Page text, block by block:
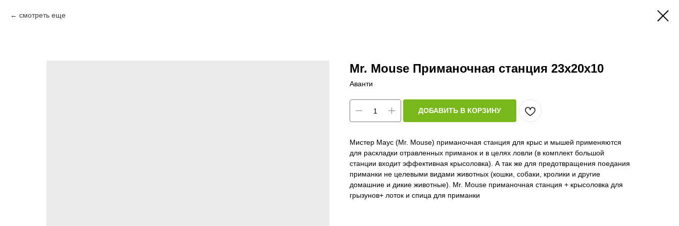
смотреть еще
Mr. Mouse Приманочная станция 23x20x10
Аванти
ДОБАВИТЬ В КОРЗИНУ
Мистер Маус (Mr. Mouse) приманочная станция для крыс и мышей применяются
для раскладки отравленных приманок и в целях ловли (в комплект большой
станции входит эффективная крысоловка). А так же для предотвращения поедания
приманки не целевыми видами животных (кошки, собаки, кролики и другие
домашние и дикие животные). Mr. Mouse приманочная станция + крысоловка для
грызунов+ лоток и спица для приманки